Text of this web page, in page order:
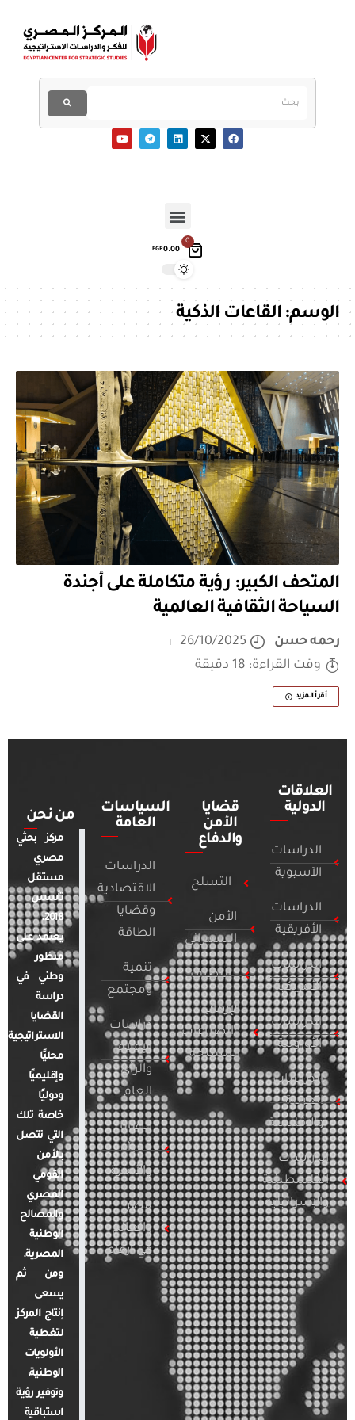
0
EGP0.00
الوسم:القاعات الذكية
المتحف الكبير: رؤية متكاملة على أجندة
السياحة الثقافية العالمية
رحمه حسن
26/10/2025
وقت القراءة: 18 دقيقة
أقرأ المزيد
العلاقات
الدولية
الدراسات
الآسيوية
الدراسات
الأفريقية
الدراسات
الأمريكية
الدراسات
الأوروبية
الدراسات
العربية
والإقليمية
الدراسات
الفلسطينية
والإسرائيلية
قضايا
الأمن
والدفاع
التسلح
الأمن
السيبراني
التطرف
الإرهاب
والصراعات
المسلحة
السياسات
العامة
الدراسات
الاقتصادية
وقضايا
الطاقة
تنمية
ومجتمع
دراسات
الإعلام
والرأي
العام
قضايا
المرأة
والأسرة
مصر
والعالم
في أرقام
من نحن
مركز بحثي
مصري
مستقل
تأسس
2018.
يعتمد على
منظور
وطني في
دراسة
القضايا
الاستراتيجية
محليًا
وإقليميًا
ودوليًا
خاصة تلك
التي تتصل
بالأمن
القومي
المصري
والمصالح
الوطنية
المصرية.
ومن ثم
يسعى
إنتاج المركز
لتغطية
الأولويات
الوطنية،
وتوفير رؤية
استباقية